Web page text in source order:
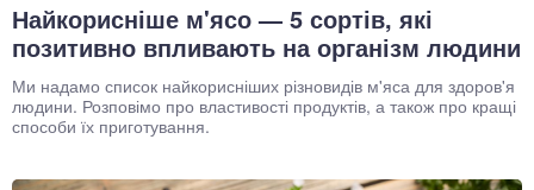
Найкорисніше м'ясо — 5 сортів, які
позитивно впливають на організм людини
Ми надамо список найкорисніших різновидів м'яса для здоров'я
людини. Розповімо про властивості продуктів, а також про кращі
способи їх приготування.